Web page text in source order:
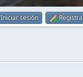
Iniciar sesión